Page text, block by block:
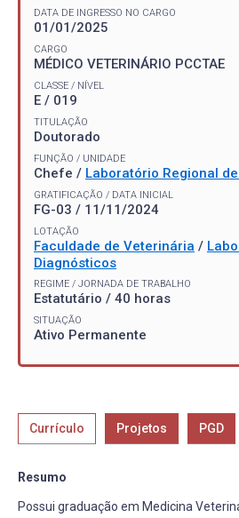
DATA DE INGRESSO NO CARGO
01/01/2025
CARGO
MÉDICO VETERINÁRIO PCCTAE
CLASSE / NÍVEL
E / 019
TITULAÇÃO
Doutorado
FUNÇÃO / UNIDADE
Chefe / Laboratório Regional
GRATIFICAÇÃO / DATA INICIAL
FG-03 / 11/11/2024
LOTAÇÃO
Faculdade de Veterinária /
Diagnósticos
REGIME / JORNADA DE TRABALHO
Estatutário / 40 horas
SITUAÇÃO
Ativo Permanente
Currículo Projetos PGD
Resumo
Possui graduação em Medicina